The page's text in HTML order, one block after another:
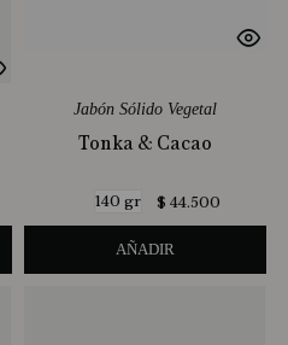
Jabón Sólido Vegetal
Tonka & Cacao
140 gr $ 44.500
AÑADIR